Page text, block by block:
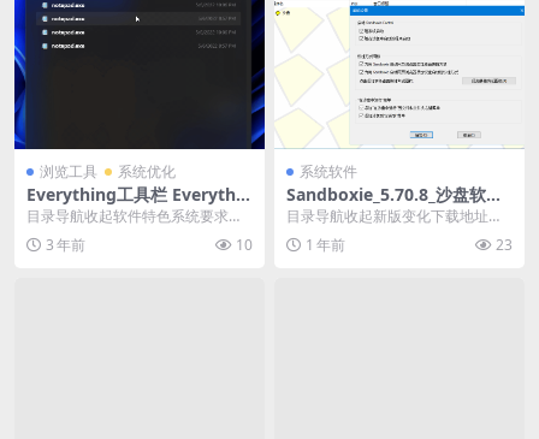
浏览工具 系统优化
Everything工具栏 Everythin
gToolbar v1.3.1
目录导航收起软件特色系统要求更
新日志下载地址目录导航收起软件
特色系统要求更新日志...
3 年前 10
系统软件
Sandboxie_5.70.8_沙盘软件
经典版及增强版1.15.8
目录导航收起新版变化下载地址目
录导航收起新版变化下载地址菜鸟
高手裸奔工具沙盘Sa...
1 年前 23